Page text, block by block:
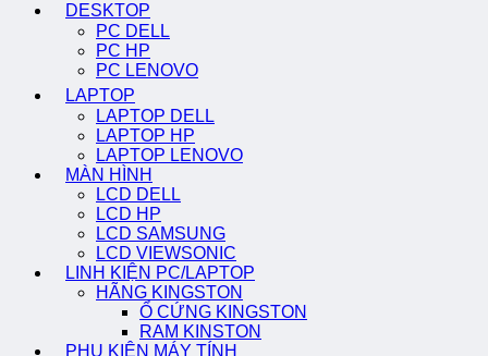
DESKTOP
PC DELL
PC HP
PC LENOVO
LAPTOP
LAPTOP DELL
LAPTOP HP
LAPTOP LENOVO
MÀN HÌNH
LCD DELL
LCD HP
LCD SAMSUNG
LCD VIEWSONIC
LINH KIỆN PC/LAPTOP
HÃNG KINGSTON
Ổ CỨNG KINGSTON
RAM KINSTON
PHỤ KIỆN MÁY TÍNH